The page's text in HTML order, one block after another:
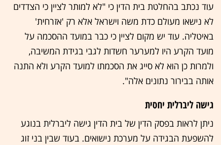
עוד נכתב בהחלטת בית הדין כי "לא למותר לציין כי הצדדים
לא נישאו מעולם כדת משה וישראל אלא רק 'אזרחית'
באיטליה. עוד יש מקום לציין כי כבר במועד ההסכמה על
מועד הקרע היו למערער חשדות לגבי בגידת המשיבה,
ולמרות כן הוא לא סייג את הסכמתו למועד הקרע ולא התנה
אותה בבירור נתונים אלה".
גישה ליברלית יחסית
ניתן לראות בפסק הדין של בית הדין גישה ליברלית בנוגע
להשפעת הבגידה על מערכת נישואים. בעוד שבין בני זוג